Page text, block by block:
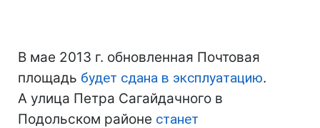
В мае 2013 г. обновленная Почтовая
площадь будет сдана в эксплуатацию.
А улица Петра Сагайдачного в
Подольском районе станет